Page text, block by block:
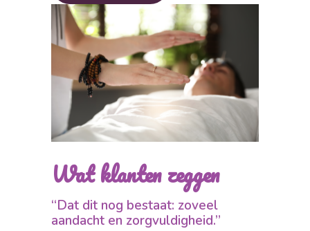
Wat klanten zeggen
“Dat dit nog bestaat: zoveel
aandacht en zorgvuldigheid.”